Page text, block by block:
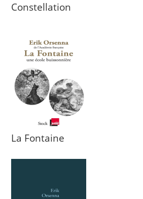
Constellation
La Fontaine